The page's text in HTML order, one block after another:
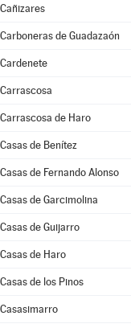
Cañizares
Carboneras de Guadazaón
Cardenete
Carrascosa
Carrascosa de Haro
Casas de Benítez
Casas de Fernando Alonso
Casas de Garcimolina
Casas de Guijarro
Casas de Haro
Casas de los Pinos
Casasimarro